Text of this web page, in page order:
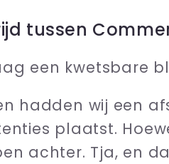
tussen
een kwetsbare
hadden wij een
plaatst.
achter. Tja, en